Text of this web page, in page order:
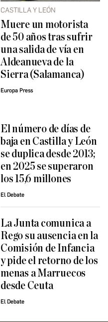
CASTILLA Y LEÓN
Muere un motorista
de 50 años tras sufrir
una salida de vía en
Aldeanueva de la
Sierra (Salamanca)
Europa Press
El número de días de
baja en Castilla y León
se duplica desde 2013;
en 2025 se superaron
los 15,6 millones
El Debate
La Junta comunica a
Rego su ausencia en la
Comisión de Infancia
y pide el retorno de los
menas a Marruecos
desde Ceuta
El Debate